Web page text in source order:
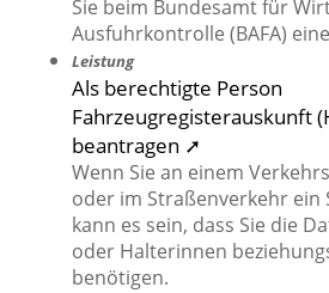
Sie beim Bundesamt für
Ausfuhrkontrolle (BAFA)
Leistung
Als berechtigte Person
Fahrzeugregisterauskunft
beantragen ➚
Wenn Sie an einem
oder im Straßenverkehr ein
kann es sein, dass Sie die
oder Halterinnen
benötigen.